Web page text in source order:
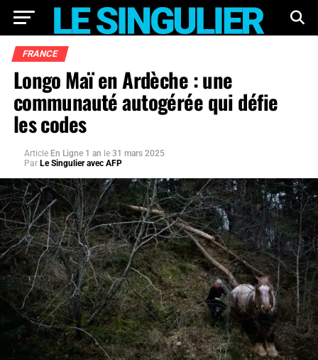
FRANCE
Longo Maï en Ardèche : une
communauté autogérée qui défie
les codes
Article En Ligne 1 an le 31 mars 2025
Par Le Singulier avec AFP